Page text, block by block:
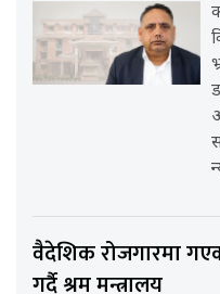
वैदेशिक रोजगारमा
गर्दै श्रम मन्त्रालय